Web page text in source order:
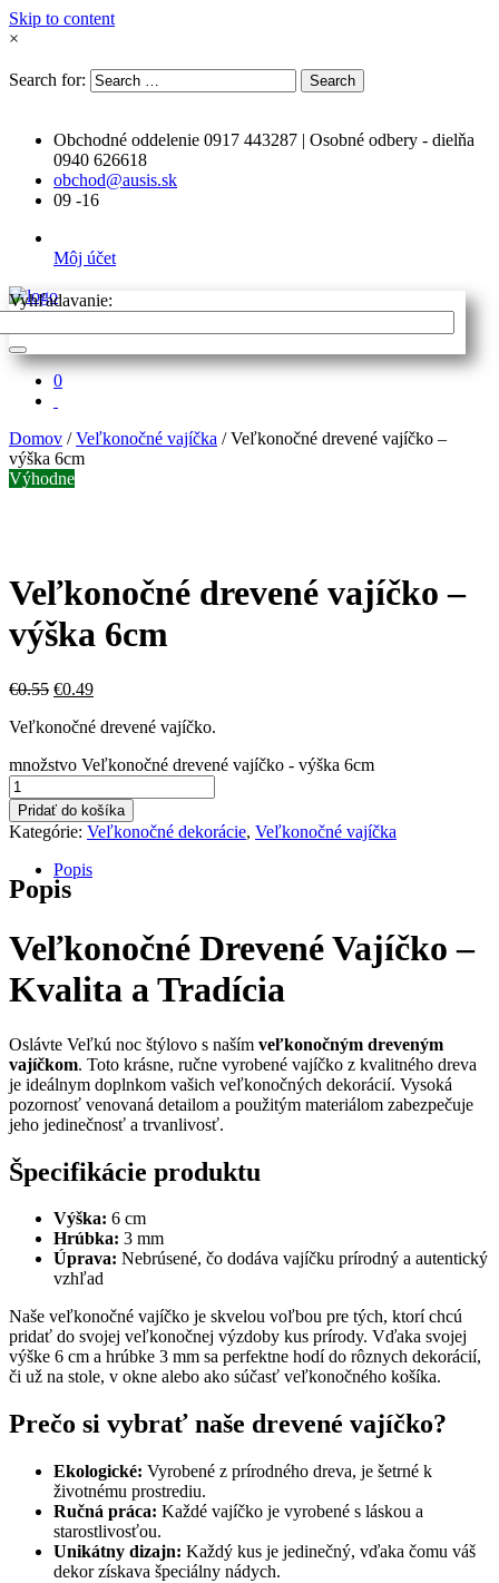
Skip to content
×
Search for: Search
Obchodné oddelenie 0917 443287 | Osobné odbery - dielňa
0940 626618
obchod@ausis.sk
09 -16
Môj účet
Vyhľadavanie:
0
Domov /Veľkonočné vajíčka / Veľkonočné drevené vajíčko –
výška 6cm
Výhodne
Veľkonočné drevené vajíčko –
výška 6cm
€0.55 €0.49
Veľkonočné drevené vajíčko.
množstvo Veľkonočné drevené vajíčko - výška 6cm
Pridať do košíka
Kategórie: Veľkonočné dekorácie, Veľkonočné vajíčka
Popis
Popis
Veľkonočné Drevené Vajíčko –
Kvalita a Tradícia
Oslávte Veľkú noc štýlovo s naším veľkonočným dreveným
vajíčkom. Toto krásne, ručne vyrobené vajíčko z kvalitného dreva
je ideálnym doplnkom vašich veľkonočných dekorácií. Vysoká
pozornosť venovaná detailom a použitým materiálom zabezpečuje
jeho jedinečnosť a trvanlivosť.
Špecifikácie produktu
Výška: 6 cm
Hrúbka: 3 mm
Úprava: Nebrúsené, čo dodáva vajíčku prírodný a autentický
vzhľad
Naše veľkonočné vajíčko je skvelou voľbou pre tých, ktorí chcú
pridať do svojej veľkonočnej výzdoby kus prírody. Vďaka svojej
výške 6 cm a hrúbke 3 mm sa perfektne hodí do rôznych dekorácií,
či už na stole, v okne alebo ako súčasť veľkonočného košíka.
Prečo si vybrať naše drevené vajíčko?
Ekologické: Vyrobené z prírodného dreva, je šetrné k
životnému prostrediu.
Ručná práca: Každé vajíčko je vyrobené s láskou a
starostlivosťou.
Unikátny dizajn: Každý kus je jedinečný, vďaka čomu váš
dekor získava špeciálny nádych.